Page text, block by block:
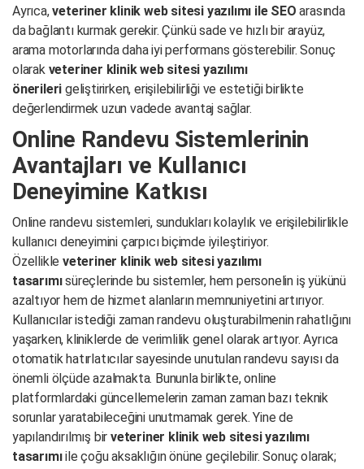
Ayrıca,veteriner klinik web sitesi yazılımı ile SEO arasında
da bağlantı kurmak gerekir. Çünkü sade ve hızlı bir arayüz,
arama motorlarında daha iyi performans gösterebilir. Sonuç
olarak veteriner klinik web sitesi yazılımı
önerileri geliştirirken, erişilebilirliği ve estetiği birlikte
değerlendirmek uzun vadede avantaj sağlar.
Online Randevu Sistemlerinin
Avantajları ve Kullanıcı
Deneyimine Katkısı
Online randevu sistemleri, sundukları kolaylık ve erişilebilirlikle
kullanıcı deneyimini çarpıcı biçimde iyileştiriyor.
Özellikle veteriner klinik web sitesi yazılımı
tasarımısüreçlerinde bu sistemler, hem personelin iş yükünü
azaltıyor hem de hizmet alanların memnuniyetini artırıyor.
Kullanıcılar istediği zaman randevu oluşturabilmenin rahatlığını
yaşarken, kliniklerde de verimlilik genel olarak artıyor. Ayrıca
otomatik hatırlatıcılar sayesinde unutulan randevu sayısı da
önemli ölçüde azalmakta. Bununla birlikte, online
platformlardaki güncellemelerin zaman zaman bazı teknik
sorunlar yaratabileceğini unutmamak gerek. Yine de
yapılandırılmış birveteriner klinik web sitesi yazılımı
tasarımıile çoğu aksaklığın önüne geçilebilir. Sonuç olarak;